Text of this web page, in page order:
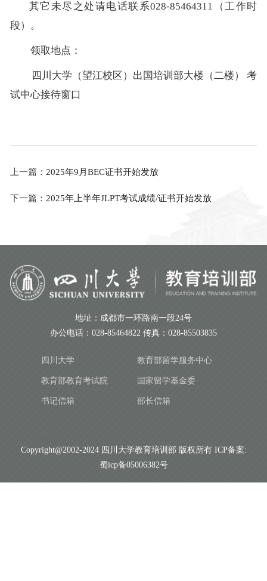
其它未尽之处请电话联系028-85464311（工作时
段）。
领取地点：
四川大学（望江校区）出国培训部大楼（二楼）
考
试中心接待窗口
上一篇： 2025年9月BEC证书开始发放
下一篇： 2025年上半年JLPT考试成绩/证书开始发放
地址：成都市一环路南一段24号
办公电话：028-85464822 传真：028-85503835
四川大学 教育部留学服务中心
教育部教育考试院 国家留学基金委
书记信箱 部长信箱
Copyright@2002-2024 四川大学教育培训部 版权所有 ICP备案:
蜀icp备05006382号